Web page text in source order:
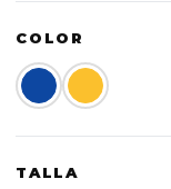
COLOR
TALLA